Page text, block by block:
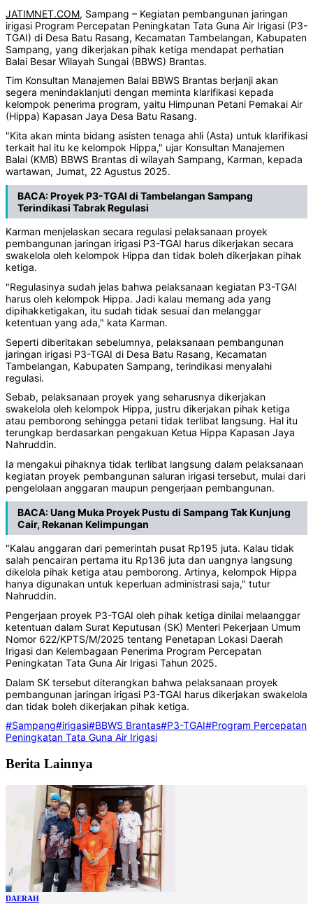
JATIMNET.COM, Sampang – Kegiatan pembangunan jaringan
irigasi Program Percepatan Peningkatan Tata Guna Air Irigasi (P3-
TGAI) di Desa Batu Rasang, Kecamatan Tambelangan, Kabupaten
Sampang, yang dikerjakan pihak ketiga mendapat perhatian
Balai Besar Wilayah Sungai (BBWS) Brantas.
Tim Konsultan Manajemen Balai BBWS Brantas berjanji akan
segera menindaklanjuti dengan meminta klarifikasi kepada
kelompok penerima program, yaitu Himpunan Petani Pemakai Air
(Hippa) Kapasan Jaya Desa Batu Rasang.
"Kita akan minta bidang asisten tenaga ahli (Asta) untuk klarifikasi
terkait hal itu ke kelompok Hippa," ujar Konsultan Manajemen
Balai (KMB) BBWS Brantas di wilayah Sampang, Karman, kepada
wartawan, Jumat, 22 Agustus 2025.
BACA:Proyek P3-TGAI di Tambelangan Sampang
Terindikasi Tabrak Regulasi
Karman menjelaskan secara regulasi pelaksanaan proyek
pembangunan jaringan irigasi P3-TGAI harus dikerjakan secara
swakelola oleh kelompok Hippa dan tidak boleh dikerjakan pihak
ketiga.
"Regulasinya sudah jelas bahwa pelaksanaan kegiatan P3-TGAI
harus oleh kelompok Hippa. Jadi kalau memang ada yang
dipihakketigakan, itu sudah tidak sesuai dan melanggar
ketentuan yang ada," kata Karman.
Seperti diberitakan sebelumnya, pelaksanaan pembangunan
jaringan irigasi P3-TGAI di Desa Batu Rasang, Kecamatan
Tambelangan, Kabupaten Sampang, terindikasi menyalahi
regulasi.
Sebab, pelaksanaan proyek yang seharusnya dikerjakan
swakelola oleh kelompok Hippa, justru dikerjakan pihak ketiga
atau pemborong sehingga petani tidak terlibat langsung. Hal itu
terungkap berdasarkan pengakuan Ketua Hippa Kapasan Jaya
Nahruddin.
Ia mengakui pihaknya tidak terlibat langsung dalam pelaksanaan
kegiatan proyek pembangunan saluran irigasi tersebut, mulai dari
pengelolaan anggaran maupun pengerjaan pembangunan.
BACA:Uang Muka Proyek Pustu di Sampang Tak Kunjung
Cair, Rekanan Kelimpungan
"Kalau anggaran dari pemerintah pusat Rp195 juta. Kalau tidak
salah pencairan pertama itu Rp136 juta dan uangnya langsung
dikelola pihak ketiga atau pemborong. Artinya, kelompok Hippa
hanya digunakan untuk keperluan administrasi saja," tutur
Nahruddin.
Pengerjaan proyek P3-TGAI oleh pihak ketiga dinilai melaanggar
ketentuan dalam Surat Keputusan (SK) Menteri Pekerjaan Umum
Nomor 622/KPTS/M/2025 tentang Penetapan Lokasi Daerah
Irigasi dan Kelembagaan Penerima Program Percepatan
Peningkatan Tata Guna Air Irigasi Tahun 2025.
Dalam SK tersebut diterangkan bahwa pelaksanaan proyek
pembangunan jaringan irigasi P3-TGAI harus dikerjakan swakelola
dan tidak boleh dikerjakan pihak ketiga.
#Sampang#irigasi#BBWS Brantas#P3-TGAI#Program Percepatan
Peningkatan Tata Guna Air Irigasi
Berita Lainnya
DAERAH